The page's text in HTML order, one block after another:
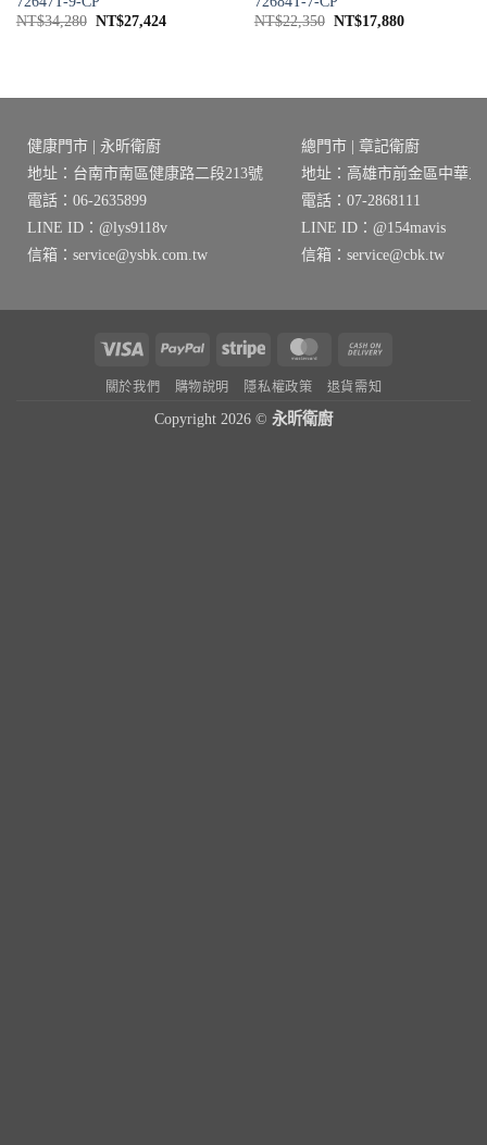
NT$34,280 原
NT$27,424目
NT$22,350 原
NT$17,880目
健康門市 | 永昕衛廚
地址：台南市南區健康路二段213號
電話：06-2635899
LINE ID：@lys9118v
信箱：service@ysbk.com.tw
總門市 | 章記衛廚
地址：高雄市前金區中華三
電話：07-2868111
LINE ID：@154mavis
信箱：service@cbk.tw
Visa PayPal Stripe MasterCard
關於我們 購物說明 隱私權政策 退貨需知
Copyright 2026 © 永昕衛廚